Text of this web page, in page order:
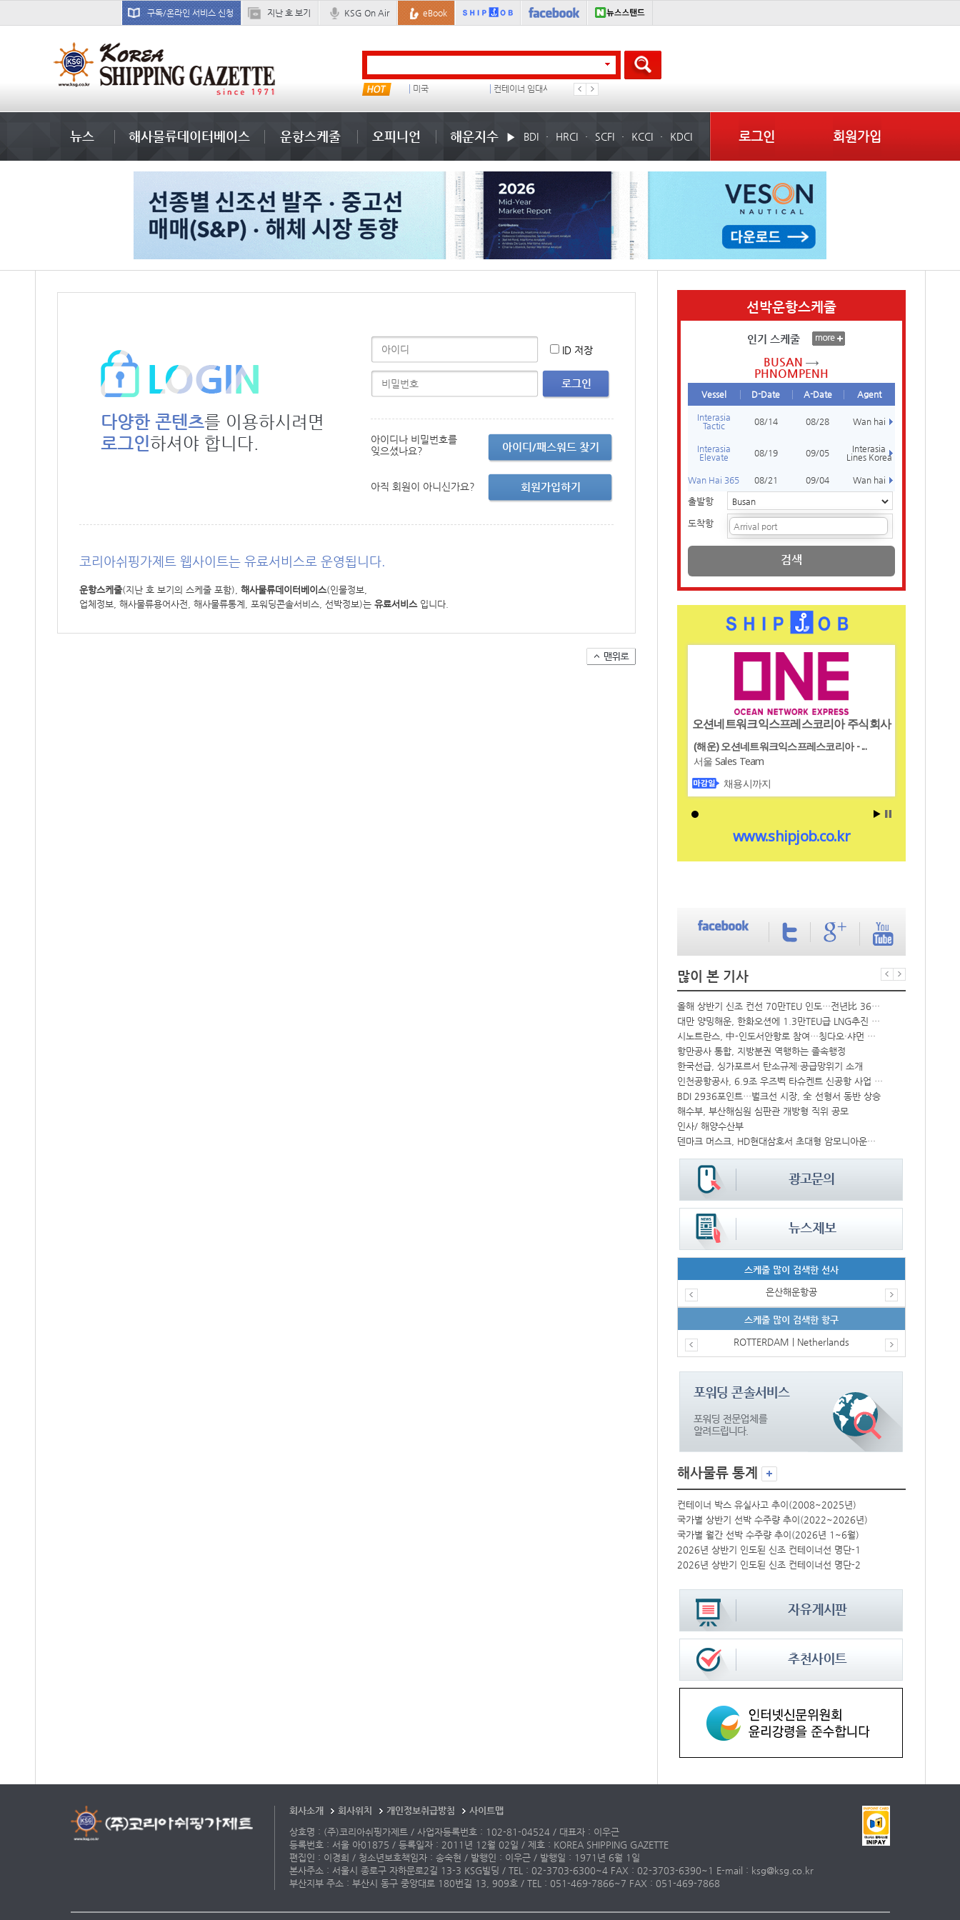
구독/온라인 서비스 신청 지난 호 보기 KSG On Air eBook
냉동 미국 컨테이너 임대사 석도
뉴스 해사물류데이터베이스 운항스케줄 오피니언 해운지수 BDI HRCI SCFI KCCI KDCI 로그인 회원가입
다양한 콘텐츠를 이용하시려면
로그인하셔야 합니다.
로그인
ID 저장
아이디/패스워드 찾기
아이디나 비밀번호를
잊으셨나요?
회원가입하기
아직 회원이 아니신가요?
코리아쉬핑가제트 웹사이트는 유료서비스로 운영됩니다.
운항스케줄(지난 호 보기의 스케줄 포함), 해사물류데이터베이스(인물정보,
업체정보, 해사물류용어사전, 해사물류통계, 포워딩콘솔서비스, 선박정보)는 유료서비스입니다.
선박운항스케줄
인기 스케줄
BUSAN
PHNOMPENH
Vessel D-Date A-Date Agent
Interasia
Tactic
08/14 08/28 Wan hai
Interasia
Elevate
08/19 09/05
Interasia
Lines Korea
Wan Hai 365 08/21 09/04 Wan hai
출발항
도착항
검색
많이 본 기사
올해 상반기 신조 컨선 70만TEU 인도…전년比 36% 감소
대만 양밍해운, 한화오션에 1.3만TEU급 LNG추진 컨선 6척 발주
시노트란스, 中-인도서안항로 참여…칭다오·샤먼 직항
항만공사 통합, 지방분권 역행하는 졸속행정
한국선급, 싱가포르서 탄소규제·공급망위기 소개
인천공항공사, 6.9조 우즈벡 타슈켄트 신공항 사업 참여
BDI 2936포인트…벌크선 시장, 全 선형서 동반 상승
해수부, 부산해심원 심판관 개방형 직위 공모
인사/ 해양수산부
덴마크 머스크, HD현대삼호서 초대형 암모니아운반선 인도받아
스케줄 많이 검색한 선사
은산해운항공
스케줄 많이 검색한 항구
ROTTERDAM | Netherlands
해사물류 통계
컨테이너 박스 유실사고 추이(2008~2025년)
국가별 상반기 선박 수주량 추이(2022~2026년)
국가별 월간 선박 수주량 추이(2026년 1~6월)
2026년 상반기 인도된 신조 컨테이너선 명단-1
2026년 상반기 인도된 신조 컨테이너선 명단-2
회사소개 회사위치 개인정보취급방침
사이트맵
상호명 : (주)코리아쉬핑가제트 / 사업자등록번호 : 102-81-04524 / 대표자 : 이우근
등록번호 : 서울 아01875 / 등록일자 : 2011년 12월 02일 / 제호 : KOREA SHIPPING GAZETTE
편집인 : 이경희 / 청소년보호책임자 : 송숙현 / 발행인 : 이우근 / 발행일 : 1971년 6월 1일
본사주소 : 서울시 종로구 자하문로2길 13-3 KSG빌딩 / TEL : 02-3703-6300~4 FAX : 02-3703-6390~1 E-mail : ksg@ksg.co.kr
부산지부 주소 : 부산시 동구 중앙대로 180번길 13, 909호 / TEL : 051-469-7866~7 FAX : 051-469-7868